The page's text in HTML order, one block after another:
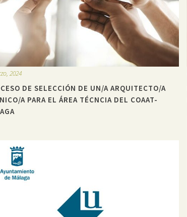
2024
DE SELECCIÓN DE UN/A ARQUITECTO/A
A PARA EL ÁREA TÉCNCIA DEL COAAT-